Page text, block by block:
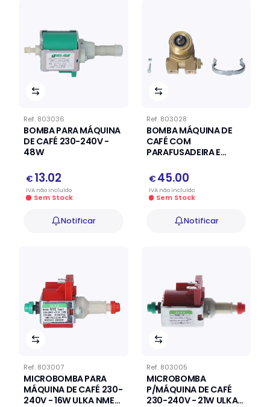
Ref. 803036
BOMBA PARA MÁQUINA
DE CAFÉ 230-240V -
48W
€ 13.02
IVA nãoincluído
Sem Stock
Notificar
Ref. 803028
BOMBA MÁQUINA DE
CAFÉ COM
PARAFUSADEIRA E
€ 45.00
IVA nãoincluído
Sem Stock
Notificar
Ref. 803007
MICROBOMBA PARA
MÁQUINA DE CAFÉ 230-
240V - 16W ULKA NME
Ref. 803005
MICROBOMBA
P/MÁQUINA DE CAFÉ
230-240V - 21W ULKA